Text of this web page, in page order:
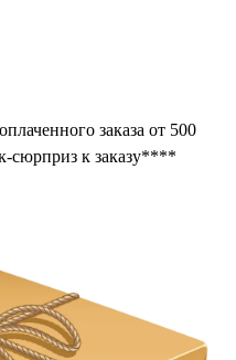
заказа от 500
сюрприз к заказу****